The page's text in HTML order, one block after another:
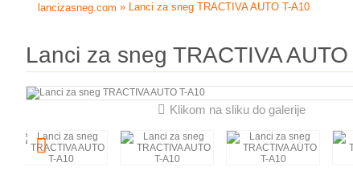
lancizasneg.com » Lanci za sneg TRACTIVA AUTO T-A10
Lanci za sneg TRACTIVA AUTO
Klikom na sliku do galerije